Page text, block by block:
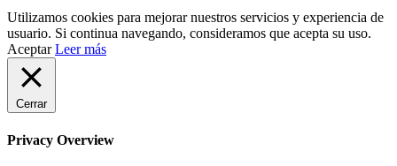
Utilizamos cookies para mejorar nuestros servicios y experiencia de
usuario. Si continua navegando, consideramos que acepta su uso.
Aceptar Leer más
Cerrar
Privacy Overview